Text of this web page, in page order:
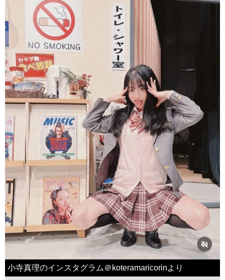
小寺真理のインスタグラム＠koteramaricorinより